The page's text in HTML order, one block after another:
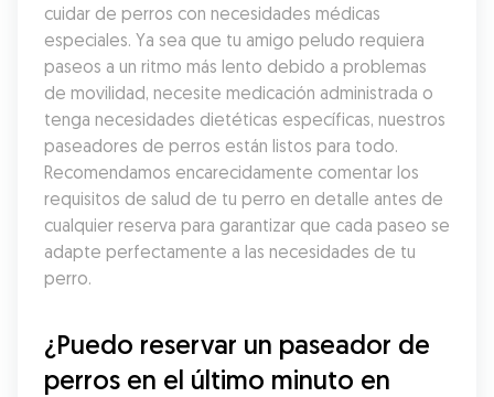
cuidar de perros con necesidades médicas
especiales. Ya sea que tu amigo peludo requiera
paseos a un ritmo más lento debido a problemas
de movilidad, necesite medicación administrada o
tenga necesidades dietéticas específicas, nuestros
paseadores de perros están listos para todo.
Recomendamos encarecidamente comentar los
requisitos de salud de tu perro en detalle antes de
cualquier reserva para garantizar que cada paseo se
adapte perfectamente a las necesidades de tu
perro.
¿Puedo reservar un paseador de
perros en el último minuto en